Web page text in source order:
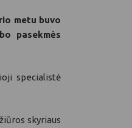
metu buvo
pasekmės
specialistė
skyriaus